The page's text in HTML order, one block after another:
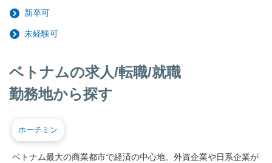
新卒可
未経験可
ベトナムの求人/転職/就職
勤務地から探す
ホーチミン
ベトナム最大の商業都市で経済の中心地。外資企業や日系企業が